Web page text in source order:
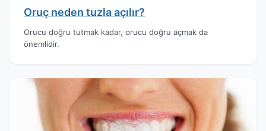
Oruç neden tuzla açılır?
Orucu doğru tutmak kadar, orucu doğru açmak da
önemlidir.